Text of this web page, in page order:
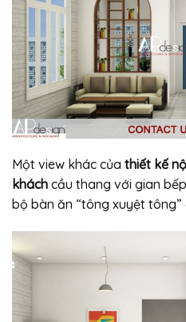
Một view khác của thiết kế
khách cầu thang với gian
bộ bàn ăn “tông xuyệt tông”